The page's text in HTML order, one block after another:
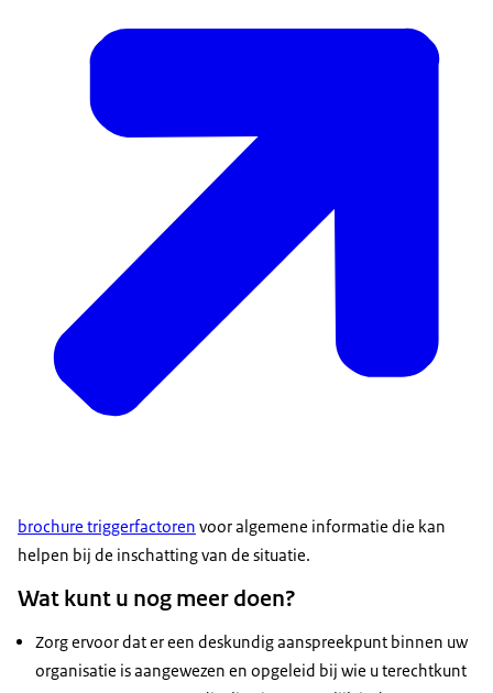
brochure triggerfactoren voor algemene informatie die kan
helpen bij de inschatting van de situatie.
Wat kunt u nog meer doen?
Zorg ervoor dat er een deskundig aanspreekpunt binnen uw
organisatie is aangewezen en opgeleid bij wie u terechtkunt